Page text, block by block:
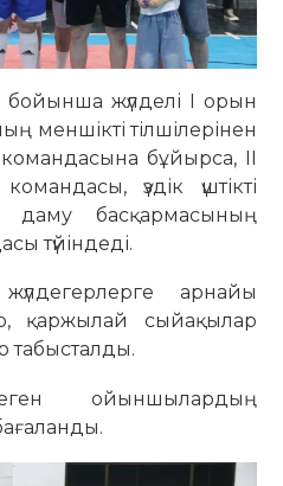
жүлделі І орын
меншікті тілшілерінен
бұйырса, ІІ
үздік үштікті
даму басқармасының
түйіндеді.
арнайы
қаржылай сыйақылар
табысталды.
ойыншылардың